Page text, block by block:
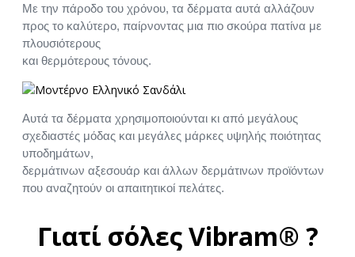
Με την πάροδο του χρόνου, τα δέρματα αυτά αλλάζουν
προς το καλύτερο, παίρνοντας μια πιο σκούρα πατίνα με
πλουσιότερους
και θερμότερους τόνους.
Αυτά τα δέρματα χρησιμοποιούνται κι από μεγάλους
σχεδιαστές μόδας και μεγάλες μάρκες υψηλής ποιότητας
υποδημάτων,
δερμάτινων αξεσουάρ και άλλων δερμάτινων προϊόντων
που αναζητούν οι απαιτητικοί πελάτες.
Γιατί σόλες Vibram® ?